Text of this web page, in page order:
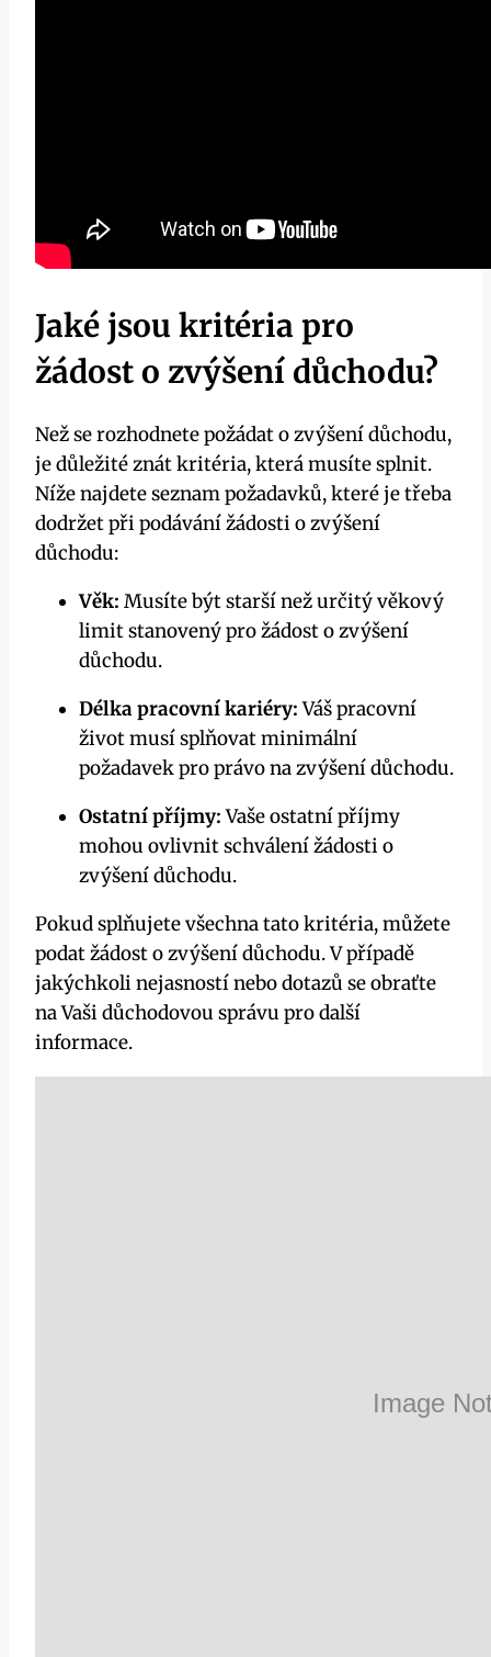
Jaké jsou kritéria pro
žádost o zvýšení důchodu?
Než se rozhodnete požádat o zvýšení důchodu,
je důležité znát kritéria, která musíte splnit.
Níže najdete seznam požadavků, které je třeba
dodržet při podávání žádosti o zvýšení
důchodu:
Věk: Musíte být starší než určitý věkový
limit stanovený pro žádost o zvýšení
důchodu.
Délka pracovní kariéry:Váš pracovní
život musí splňovat minimální
požadavek pro právo na zvýšení důchodu.
Ostatní příjmy:Vaše ostatní příjmy
mohou ovlivnit schválení žádosti o
zvýšení důchodu.
Pokud splňujete všechna tato kritéria, můžete
podat žádost o zvýšení důchodu. V případě
jakýchkoli nejasností nebo dotazů se obraťte
na Vaši důchodovou správu pro další
informace.